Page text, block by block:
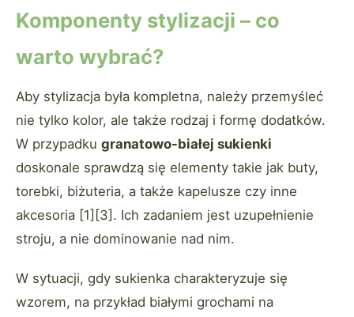
Komponenty stylizacji – co
warto wybrać?
Aby stylizacja była kompletna, należy przemyśleć
nie tylko kolor, ale także rodzaj i formę dodatków.
W przypadku granatowo-białej sukienki
doskonale sprawdzą się elementy takie jak buty,
torebki, biżuteria, a także kapelusze czy inne
akcesoria [1][3]. Ich zadaniem jest uzupełnienie
stroju, a nie dominowanie nad nim.
W sytuacji, gdy sukienka charakteryzuje się
wzorem, na przykład białymi grochami na